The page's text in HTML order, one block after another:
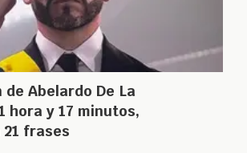
Abelardo De La
hora y 17 minutos,
frases